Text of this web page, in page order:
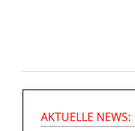
AKTUELLE NEWS: